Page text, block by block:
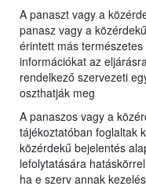
A panaszt vagy a
panasz vagy a
érintett más
információkat az
rendelkező szervezeti
oszthatják meg
A panaszos vagy a
tájékoztatóban foglaltak
közérdekű bejelentés
lefolytatására
ha e szerv annak